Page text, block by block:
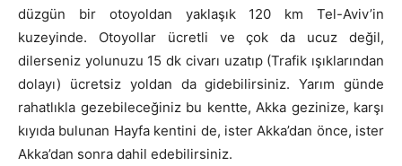
düzgün bir otoyoldan yaklaşık 120 km Tel-Aviv’in
kuzeyinde. Otoyollar ücretli ve çok da ucuz değil,
dilerseniz yolunuzu 15 dk civarı uzatıp (Trafik ışıklarından
dolayı) ücretsiz yoldan da gidebilirsiniz. Yarım günde
rahatlıkla gezebileceğiniz bu kentte, Akka gezinize, karşı
kıyıda bulunan Hayfa kentini de, ister Akka’dan önce, ister
Akka’dan sonra dahil edebilirsiniz.